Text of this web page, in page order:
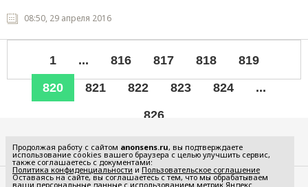
08:50, 29 апреля 2016
1 ... 816 817 818
819
820
821 822 823 824
...
826
Продолжая работу с сайтом anonsens.ru, вы подтверждаете
использование cookies вашего браузера с целью улучшить сервис,
также соглашаетесь с документами:
Политика конфиденциальности и Пользовательское соглашение
Оставаясь на сайте, вы соглашаетесь с тем, что мы обрабатываем
ваши персональные данные с использованием метрик Яндекс